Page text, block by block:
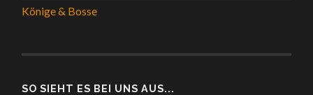
Könige & Bosse
SO SIEHT ES BEI UNS AUS...